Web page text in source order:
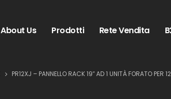
About Us Prodotti Rete Vendita
PR12XJ – PANNELLO RACK 19″ AD 1 UNITÀ FORATO PER